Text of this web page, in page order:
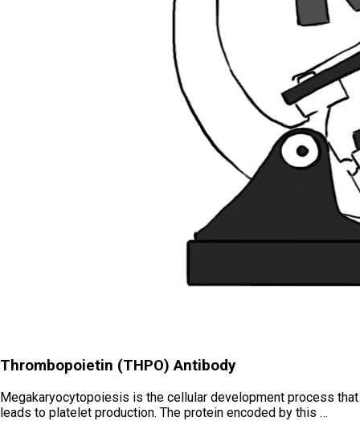
Thrombopoietin (THPO) Antibody
Megakaryocytopoiesis is the cellular development process that
leads to platelet production. The protein encoded by this …